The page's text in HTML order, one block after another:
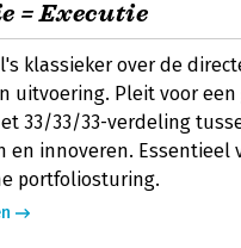
= Executie
klassieker over de
uitvoering. Pleit voor een
33/33/33-verdeling
en innoveren. Essentieel
portfoliosturing.